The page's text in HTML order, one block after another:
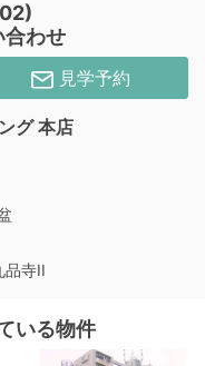
合わせ
見学予約
グ 本店
品寺II
いる物件